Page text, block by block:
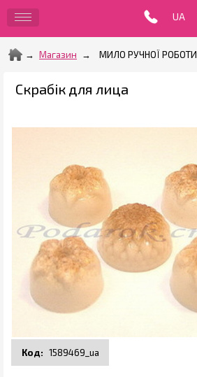
Магазин МИЛО РУЧНОЇ РОБОТИ
Скрабік для лица
1589469_ua